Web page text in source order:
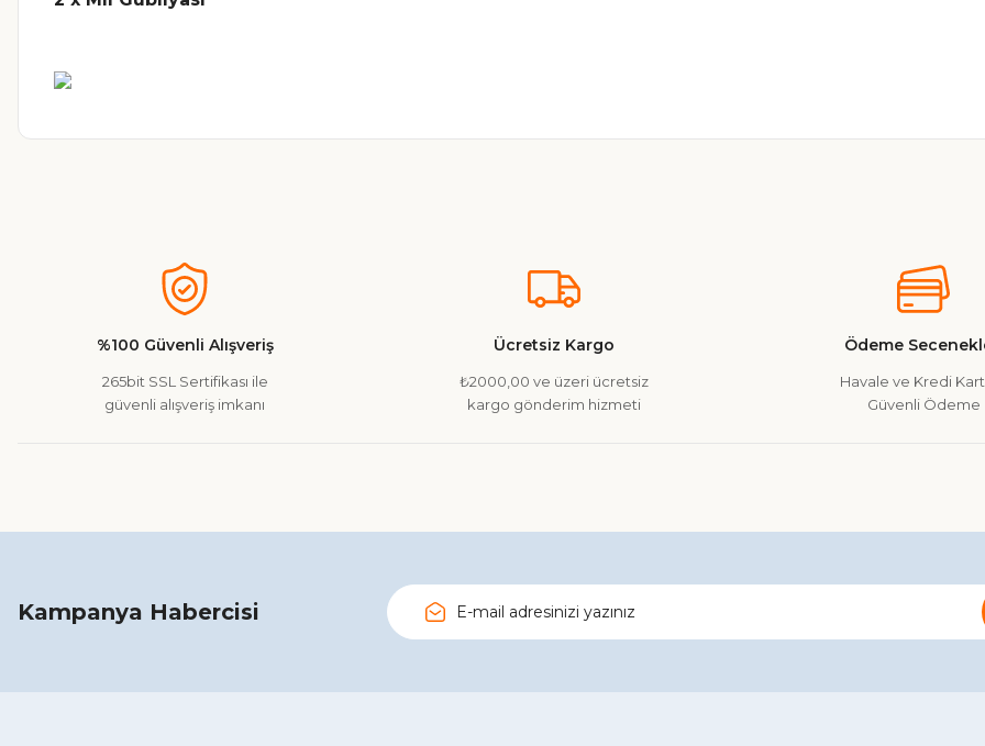
Ürün resmi kalitesiz, bozuk veya görüntülenemiyor.
Ürün bilgilerinde hatalar bulunuyor.
Ürün fiyatı diğer sitelerden daha pahalı.
%100 Güvenli Alışveriş
265bit SSL Sertifikası ile
güvenli alışveriş imkanı
Ücretsiz Kargo
₺2000,00 ve üzeri ücretsiz
kargo gönderim hizmeti
Ödeme
Havale ve Kredi
Güvenli Ödeme
Kampanya Habercisi